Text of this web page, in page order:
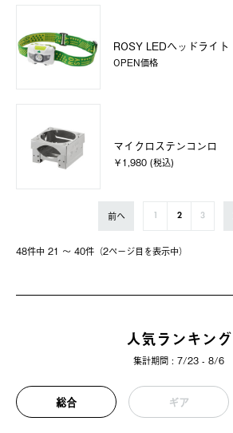
ROSY LEDヘッドライト
OPEN価格
マイクロステンコンロ
￥1,980 (税込)
48件中 21 〜 40件（2ページ⽬を表⽰中）
前へ 2 3
人気ランキング
集計期間 : 7/23 - 8/6
総合 ギア